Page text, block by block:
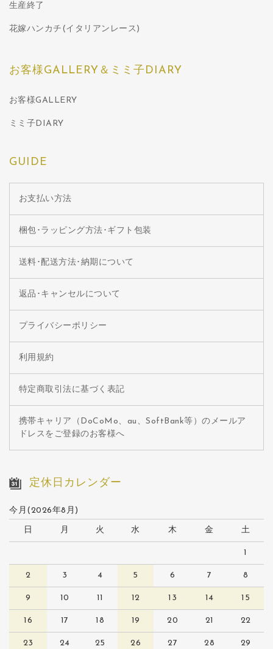
生産終了
花嫁ハンカチ(イタリアンレース)
お客様GALLERY＆ミミ子DIARY
お客様GALLERY
ミミ子DIARY
GUIDE
お支払い方法
梱包･ラッピング方法･ギフト包装
送料･配送方法･納期について
返品･キャンセルについて
プライバシーポリシー
利用規約
特定商取引法に基づく表記
携帯キャリア（DoCoMo、au、SoftBank等）のメールア
ドレスをご登録のお客様へ
定休日カレンダー
今月(2026年8月)
日 月 火 水 木 金 土
1
2 3 4 5 6 7 8
9 10 11 12 13 14 15
16 17 18 19 20 21 22
23 24 25 26 27 28 29